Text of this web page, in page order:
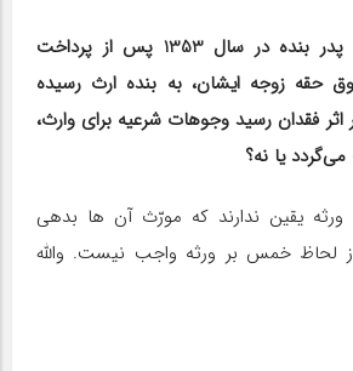
سوال: ماترک مرحوم پدر بنده در سال 1353 پس از پرداخت
حقه زوجه ایشان، به بنده ارث رسیده
فقدان رسید وجوهات شرعیه برای وارث،
یا نه؟
یقین ندارند که مورّث آن ها بدهی
لحاظ خمس بر ورثه واجب نیست. والله